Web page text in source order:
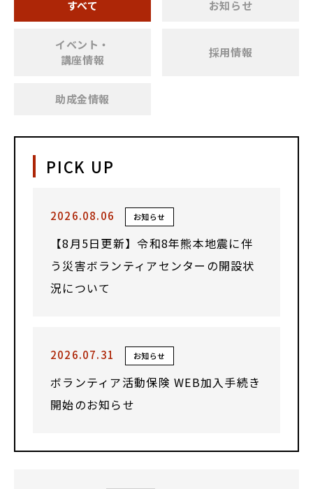
すべて お知らせ
イベント・
講座情報
採用情報
助成金情報
PICK UP
2026.08.06 お知らせ
【8月5日更新】令和8年熊本地震に伴
う災害ボランティアセンターの開設状
況について
2026.07.31 お知らせ
ボランティア活動保険 WEB加入手続き
開始のお知らせ